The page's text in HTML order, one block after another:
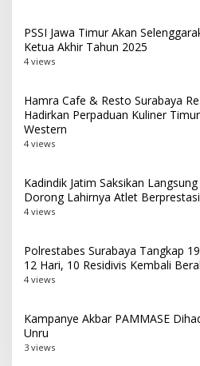
PSSI Jawa Timur Akan
Ketua Akhir Tahun 2025
4 views
Hamra Cafe & Resto Surabaya
Hadirkan Perpaduan Kuliner
Western
4 views
Kadindik Jatim Saksikan
Dorong Lahirnya Atlet
4 views
Polrestabes Surabaya Tangkap
12 Hari, 10 Residivis Kembali
4 views
Kampanye Akbar PAMMASE
Unru
3 views